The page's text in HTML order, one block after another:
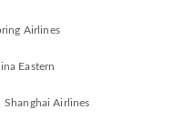
Airlines
Eastern
Shanghai Airlines